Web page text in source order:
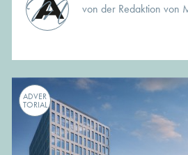
von der Redaktion von
ADVER
TORIAL